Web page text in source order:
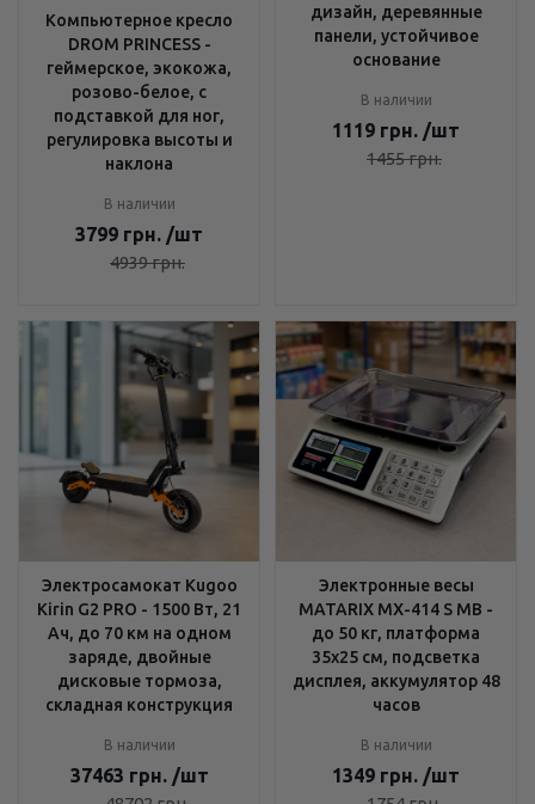
Компьютерное кресло
DROM PRINCESS -
геймерское, экокожа,
розово-белое, с
подставкой для ног,
регулировка высоты и
наклона
В наличии
3799 грн. /шт
4939грн.
дизайн, деревянные
панели, устойчивое
основание
В наличии
1119 грн. /шт
1455грн.
Электросамокат Kugoo
Kirin G2 PRO - 1500 Вт, 21
Ач, до 70 км на одном
заряде, двойные
дисковые тормоза,
складная конструкция
В наличии
37463 грн. /шт
Электронные весы
MATARIX MX-414 S MB -
до 50 кг, платформа
35x25 см, подсветка
дисплея, аккумулятор 48
часов
В наличии
1349 грн. /шт